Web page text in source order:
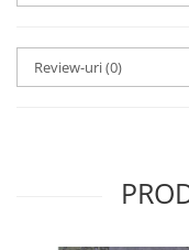
Review-uri(0)